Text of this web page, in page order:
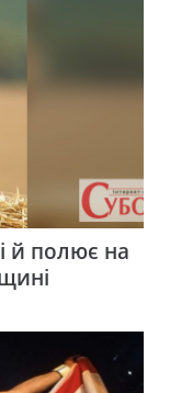
й полює на